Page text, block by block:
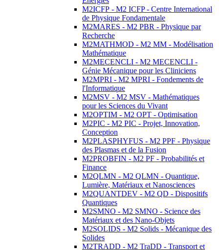
M2ICFP - M2 ICFP - Centre International
de Physique Fondamentale
M2MARES - M2 PBR - Physique par
Recherche
M2MATHMOD - M2 MM - Modélisation
Mathématique
M2MECENCLI - M2 MECENCLI -
Génie Mécanique pour les Cliniciens
M2MPRI - M2 MPRI - Fondements de
l'Informatique
M2MSV - M2 MSV - Mathématiques
pour les Sciences du Vivant
M2OPTIM - M2 OPT - Optimisation
M2PIC - M2 PIC - Projet, Innovation,
Conception
M2PLASPHYFUS - M2 PPF - Physique
des Plasmas et de la Fusion
M2PROBFIN - M2 PF - Probabilités et
Finance
M2QLMN - M2 QLMN - Quantique,
Lumière, Matériaux et Nanosciences
M2QUANTDEV - M2 QD - Dispositifs
Quantiques
M2SMNO - M2 SMNO - Science des
Matériaux et des Nano-Objets
M2SOLIDS - M2 Solids - Mécanique des
Solides
M2TRADD - M2 TraDD - Transport et